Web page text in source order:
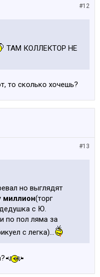
#12
ТАМ КОЛЛЕКТОР НЕ
то сколько хочешь?
#13
но выглядят
миллион(торг
с Ю.
по пол ляма за
с легка)...